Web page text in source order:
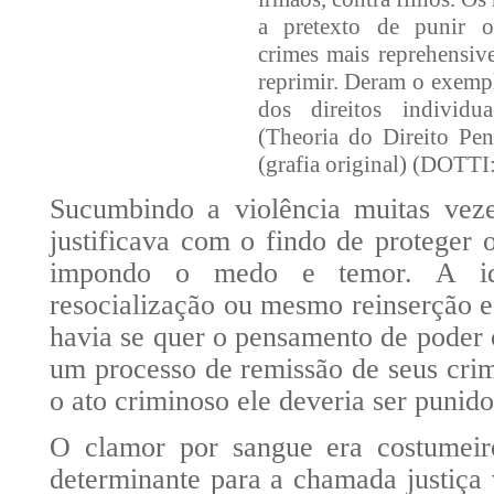
a pretexto de punir
crimes mais
reprimir. Deram o
dos direitos
(Theoria do Direito
(grafia original)
Sucumbindo a violência muitas
justificava com o findo de proteger
impondo o medo e temor. A
resocialização ou mesmo reinserção
havia se quer o pensamento de
um processo de remissão de seus
o ato criminoso ele deveria ser
O clamor por sangue era
determinante para a chamada